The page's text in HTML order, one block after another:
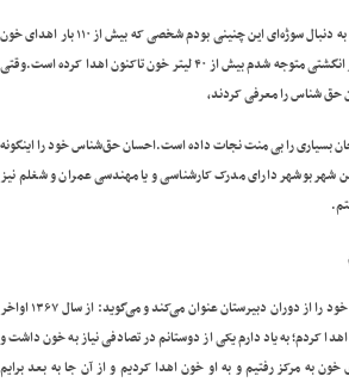
-زینب رنج کش؛مدتها بود به دنبال سوژه‌ای این چنینی بودم شخصی که بیش از ۱۱۰ بار اهدای خون
۴۰ لیتر خون تاکنون اهدا کرده است.
وقتی
شناس را معرفی کردند،
احسان حق‌شناس خود را اینگونه
و ساکن شهر بوشهر دارای مدرک کارشناسی و یا مهندسی عمران و شغلم نیز
این اهداکننده خون زمان اهدای خون خود را از دوران دبیرستان عنوان می‌کند و می‌گوید: از سال ۱۳۶۷ اواخر
کردم؛ به یاد دارم یکی از دوستانم در تصادفی نیاز به خون داشت و
به مرکز رفتیم و به او خون اهدا کردیم و از آن جا به بعد برایم